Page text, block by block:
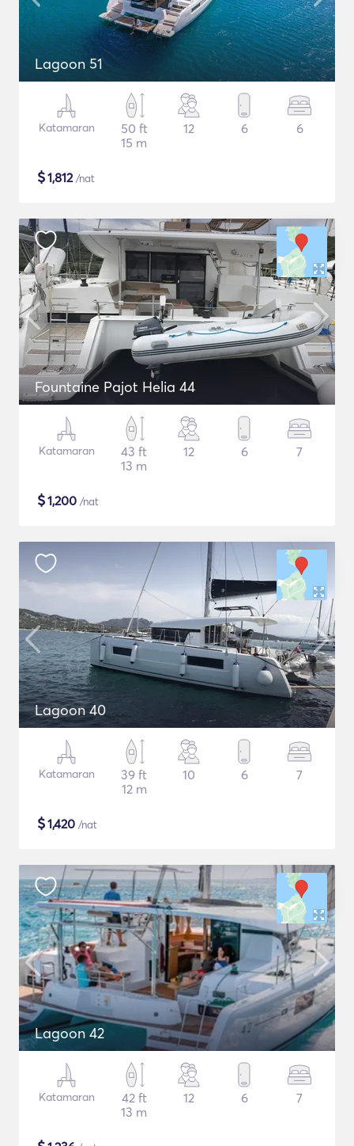
Lagoon 51
Katamaran
50 ft
15 m
12 6 6
$1,812/nat
Fountaine Pajot Helia 44
Katamaran
43 ft
13 m
12 6 7
$1,200 /nat
Lagoon 40
Katamaran
39 ft
12 m
10 6 7
$1,420 /nat
Lagoon 42
Katamaran
42 ft
13 m
12 6 7